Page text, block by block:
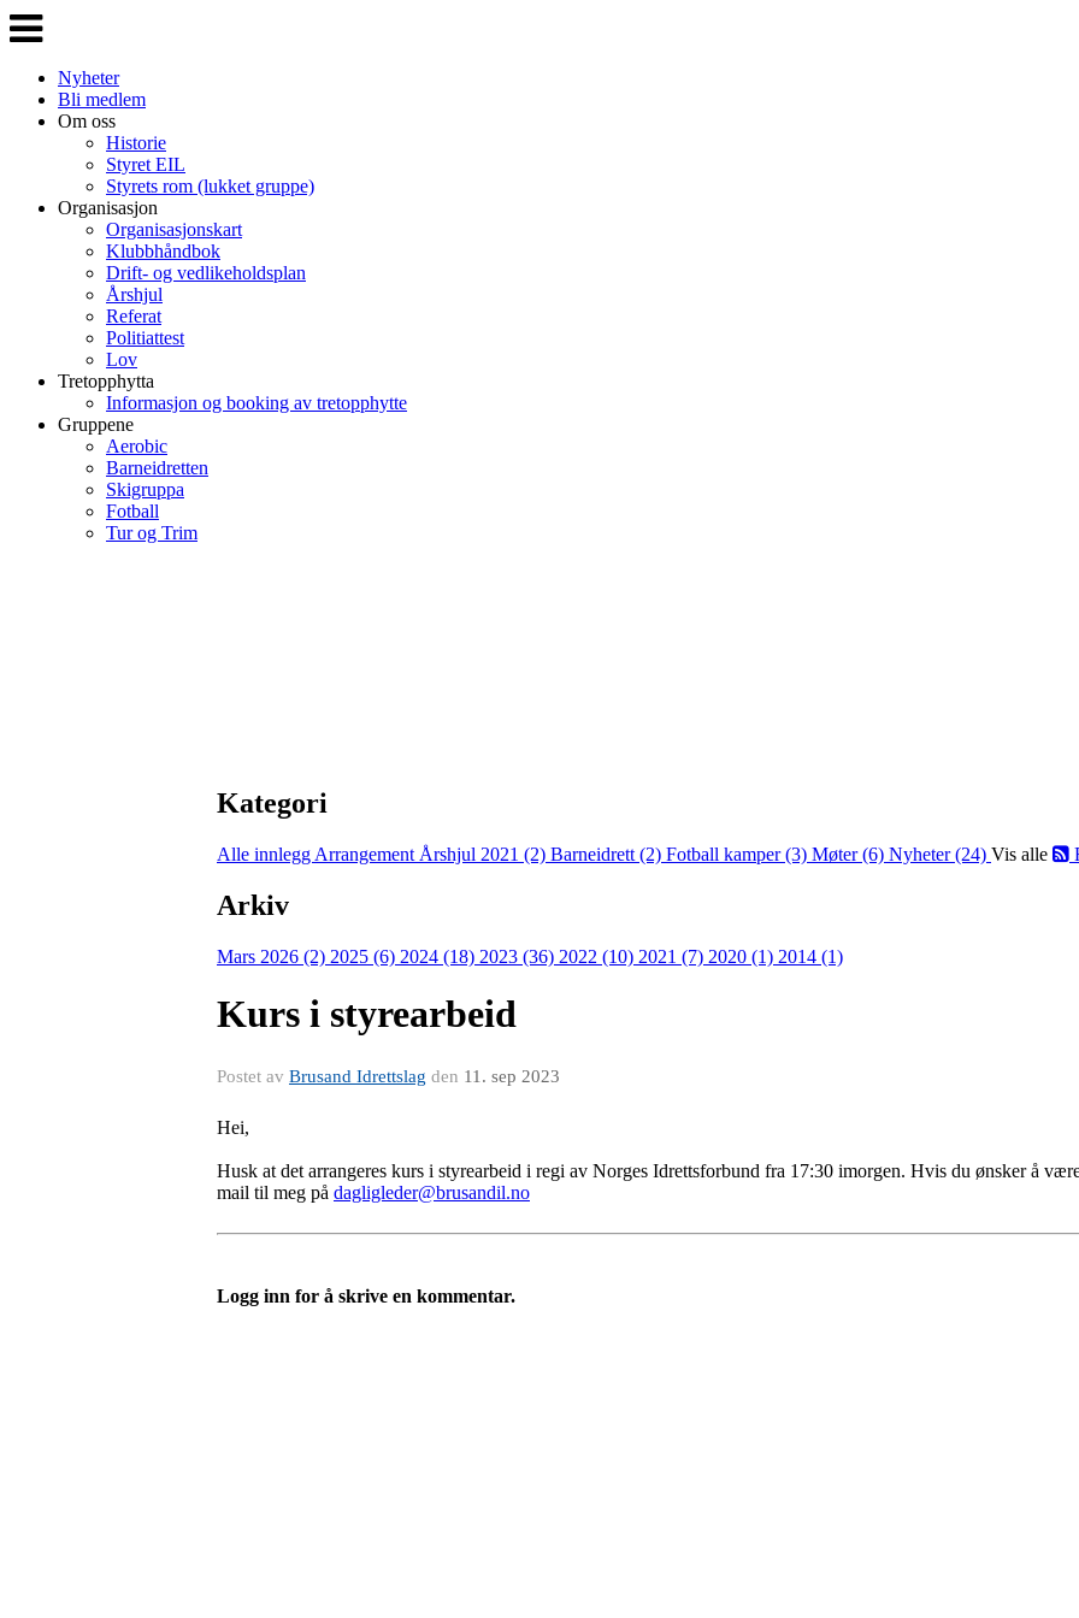
Veksle
navigasjon
Nyheter
Bli medlem
Om oss
Historie
Styret EIL
Styrets rom (lukket gruppe)
Organisasjon
Organisasjonskart
Klubbhåndbok
Drift- og vedlikeholdsplan
Årshjul
Referat
Politiattest
Lov
Tretopphytta
Informasjon og booking av tretopphytte
Gruppene
Aerobic
Barneidretten
Skigruppa
Fotball
Tur og Trim
Kategori
Alle innlegg Arrangement Årshjul 2021 (2) Barneidrett (2) Fotball kamper (3) Møter (6) Nyheter (24) Vis alle
Arkiv
Mars 2026 (2) 2025 (6) 2024 (18) 2023 (36) 2022 (10) 2021 (7) 2020 (1) 2014 (1)
Kurs i styrearbeid
Postet av Brusand Idrettslag den 11. sep 2023
Hei,
Husk at det arrangeres kurs i styrearbeid i regi av Norges Idrettsforbund fra 17:30 imorgen. Hvis du ønsker å
mail til meg på dagligleder@brusandil.no
Logg inn for å skrive en kommentar.